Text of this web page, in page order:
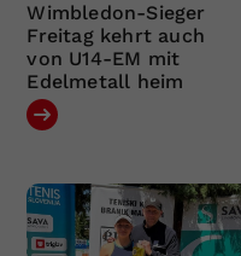
Wimbledon-Sieger
Freitag kehrt auch
von U14-EM mit
Edelmetall heim